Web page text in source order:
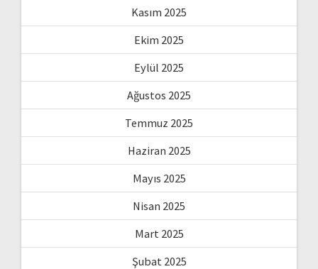
Kasım 2025
Ekim 2025
Eylül 2025
Ağustos 2025
Temmuz 2025
Haziran 2025
Mayıs 2025
Nisan 2025
Mart 2025
Şubat 2025